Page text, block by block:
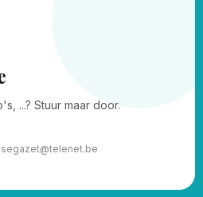
...? Stuur maar door.